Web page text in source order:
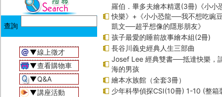
▼線上徵才
▼查看購物車
▼Q&A
▼講座活動
羅伯．畢多夫繪本精選(3冊)《小小
快樂》+《小小恐龍──我不想吃豌
凱文──超乎想像的隱形朋友》
孩子最愛的睡前故事繪本組(2冊)
長谷川義史經典人生三部曲
Josef Lee 經典雙書──抵達快樂，
海的男孩
繪本水族館（全套3冊）
少年科學偵探CSI(10冊) 1-10 (整箱